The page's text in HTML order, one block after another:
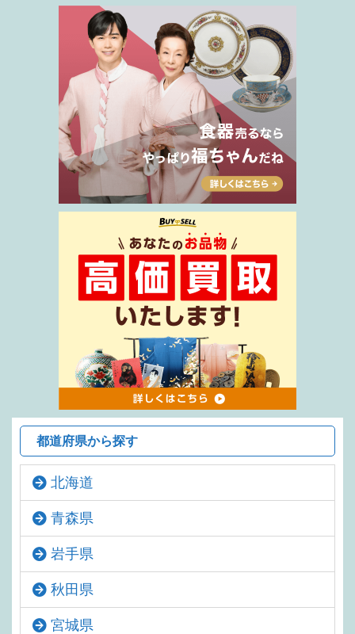
都道府県から探す
北海道
青森県
岩手県
秋田県
宮城県